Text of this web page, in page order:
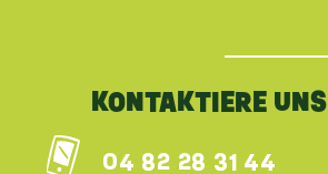
KONTAKTIERE UNS
04 82 28 31 44